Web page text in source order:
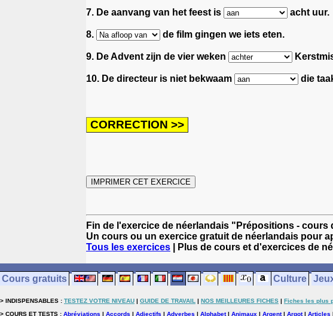
7. De aanvang van het feest is acht uur.
8. de film gingen we iets eten.
9. De Advent zijn de vier weken
10. De directeur is niet bekwaam die
Fin de l'exercice de néerlandais "Prépositions - cours
Un cours ou un exercice gratuit de néerlandais pour
Tous les exercices | Plus de cours et d'exercices de
Cours gratuits Culture
> INDISPENSABLES : TESTEZ VOTRE NIVEAU | GUIDE DE TRAVAIL | NOS MEILLEURES FICHES | Fiches les plus
> COURS ET TESTS : Abréviations | Accords | Adjectifs | Adverbes | Alphabet| Animaux | Argent| Argot| Articles |